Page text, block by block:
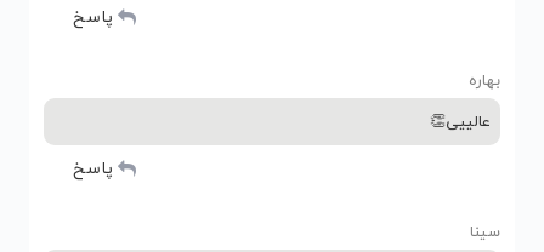
پاسخ
بهاره
عالییی👏
پاسخ
سینا